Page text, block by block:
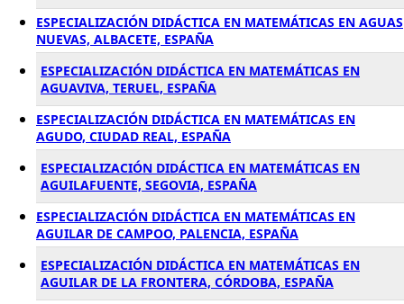
ESPECIALIZACIÓN DIDÁCTICA EN MATEMÁTICAS EN AGUAS
NUEVAS, ALBACETE, ESPAÑA
ESPECIALIZACIÓN DIDÁCTICA EN MATEMÁTICAS EN
AGUAVIVA, TERUEL, ESPAÑA
ESPECIALIZACIÓN DIDÁCTICA EN MATEMÁTICAS EN
AGUDO, CIUDAD REAL, ESPAÑA
ESPECIALIZACIÓN DIDÁCTICA EN MATEMÁTICAS EN
AGUILAFUENTE, SEGOVIA, ESPAÑA
ESPECIALIZACIÓN DIDÁCTICA EN MATEMÁTICAS EN
AGUILAR DE CAMPOO, PALENCIA, ESPAÑA
ESPECIALIZACIÓN DIDÁCTICA EN MATEMÁTICAS EN
AGUILAR DE LA FRONTERA, CÓRDOBA, ESPAÑA